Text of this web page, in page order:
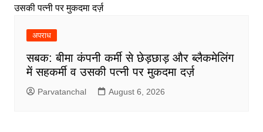
अपराध
सबक: बीमा कंपनी कर्मी से छेड़छाड़ और ब्लैकमेलिंग
में सहकर्मी व उसकी पत्नी पर मुकदमा दर्ज़
Parvatanchal August 6, 2026